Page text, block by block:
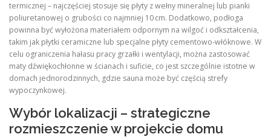
termicznej – najczęściej stosuje się płyty z wełny mineralnej lub pianki
poliuretanowej o grubości co najmniej 10 cm. Dodatkowo, podłoga
powinna być wyłożona materiałem odpornym na wilgoć i odkształcenia,
takim jak płytki ceramiczne lub specjalne płyty cementowo-włóknowe. W
celu ograniczenia hałasu pracy grzałki i wentylacji, można zastosować
maty dźwiękochłonne w ścianach i suficie, co jest szczególnie istotne w
domach jednorodzinnych, gdzie sauna może być częścią strefy
wypoczynkowej.
Wybór lokalizacji – strategiczne
rozmieszczenie w projekcie domu